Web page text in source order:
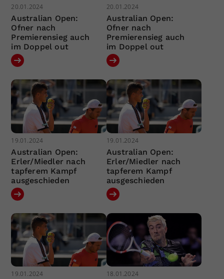
20.01.2024
Australian Open:
Ofner nach
Premierensieg auch
im Doppel out
20.01.2024
Australian Open:
Ofner nach
Premierensieg auch
im Doppel out
19.01.2024
Australian Open:
Erler/Miedler nach
tapferem Kampf
ausgeschieden
19.01.2024
Australian Open:
Erler/Miedler nach
tapferem Kampf
ausgeschieden
19.01.2024 18.01.2024